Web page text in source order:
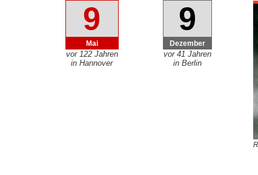
9
Mai
vor 122 Jahren
in Hannover
9
Dezember
vor 41 Jahren
in Berlin